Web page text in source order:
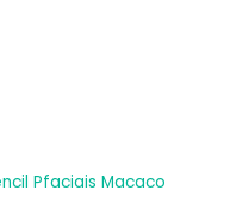
Pfaciais Macaco